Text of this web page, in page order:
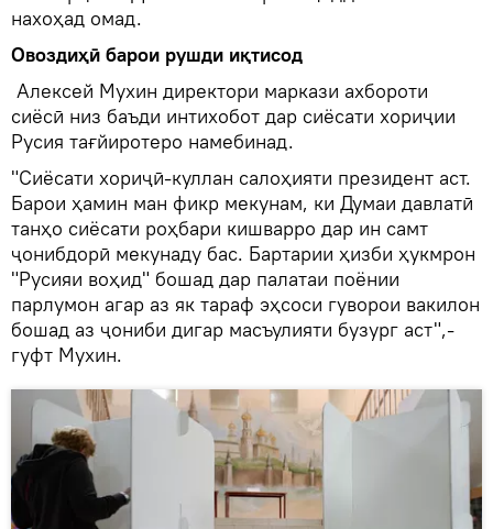
нахоҳад омад.
Овоздиҳӣ барои рушди иқтисод
Алексей Мухин директори маркази ахбороти
сиёсӣ низ баъди интихобот дар сиёсати хориҷии
Русия тағйиротеро намебинад.
"Сиёсати хориҷӣ-куллан салоҳияти президент аст.
Барои ҳамин ман фикр мекунам, ки Думаи давлатӣ
танҳо сиёсати роҳбари кишварро дар ин самт
ҷонибдорӣ мекунаду бас. Бартарии ҳизби ҳукмрон
"Русияи воҳид" бошад дар палатаи поёнии
парлумон агар аз як тараф эҳсоси гуворои вакилон
бошад аз ҷониби дигар масъулияти бузург аст",-
гуфт Мухин.